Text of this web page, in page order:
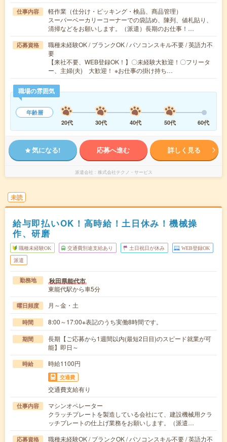
仕事内容
軽作業（仕分け・ピッキング・検品、商品管理）
スーパーベーカリーコーナーでの袋詰め、陳列、値札貼り、
清掃などをお願いします。（派遣）長期のお仕事！…
応募資格
職種未経験OK / ブランクOK / パソコンスキル不要 / 英語力不
要
【来社不要、WEB登録OK！】〇未経験大歓迎！〇フリータ
ー、主婦(夫) 大歓迎！ ※お仕事の掛け持ち…
職場の雰囲気
年齢層
20代
30代 40代 50代 60代
気になる! 応募へ進む 詳しく見る
派遣会社 株式会社テクノ・サービス
未読
給与即払いOK！高時給！土日休み！機械操
作、研磨
職種未経験OK 交通費別途支給あり 土日祝日が休み WEB登録OK
派遣
勤務地 秋田県能代市
東能代駅から車5分
曜日頻度 月～金・土
時間 8:00～17:00※表記のうち実働8時間です。
期間
長期【ご応募から1週間以内(最短2日目)のスピード就業が可
能】即日～
時給 時給1100円
交通費
交通費支給有り
仕事内容
マシンオペレーター
クラッチプレートを製造している会社にて、建設機械用クラ
ッチプレートの仕上げ業務をお願いします。（派遣…
応募資格 職種未経験OK / ブランクOK / パソコンスキル不要 / 英語力不